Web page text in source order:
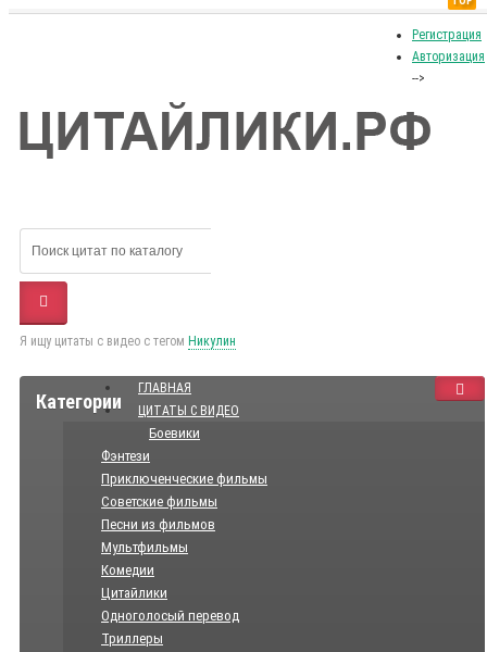
Регистрация
Авторизация
-->
Я ищу цитаты с видео с тегом Никулин
Категории
ГЛАВНАЯ
ЦИТАТЫ С ВИДЕО
Боевики
Фэнтези
Приключенческие фильмы
Советские фильмы
Песни из фильмов
Мультфильмы
Комедии
Цитайлики
Одноголосый перевод
Триллеры